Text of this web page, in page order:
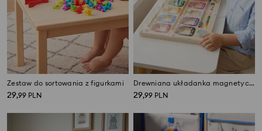
Zestaw do sortowania z figurkami
29,99 PLN
Drewniana układanka magnetyczna
29,99 PLN